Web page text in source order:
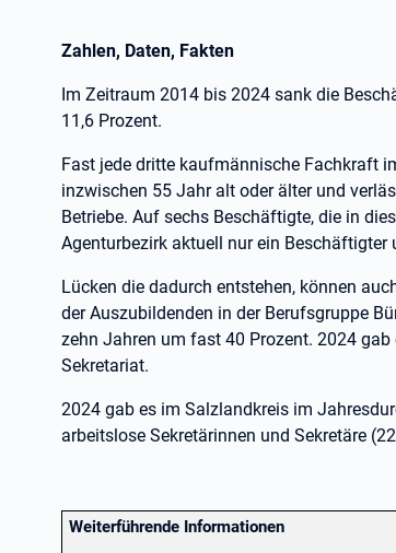
Zahlen, Daten, Fakten
Im Zeitraum 2014 bis 2024 sank die
11,6 Prozent.
Fast jede dritte kaufmännische Fachkraft
inzwischen 55 Jahr alt oder älter und
Betriebe. Auf sechs Beschäftigte, die in
Agenturbezirk aktuell nur ein Beschäftigter
Lücken die dadurch entstehen, können
der Auszubildenden in der Berufsgruppe
zehn Jahren um fast 40 Prozent. 2024
Sekretariat.
2024 gab es im Salzlandkreis im
arbeitslose Sekretärinnen und Sekretäre
Weiterführende Informationen